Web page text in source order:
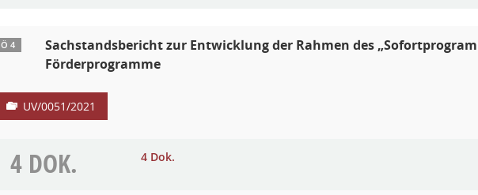
Ö 4
Sachstandsbericht zur Entwicklung der Rahmen des
Förderprogramme
UV/0051/2021
4 DOK. 4 Dok.